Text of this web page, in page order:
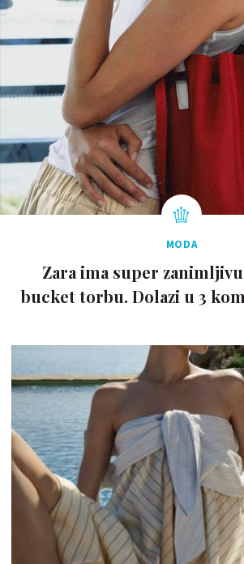
MODA
Zara ima super
bucket torbu. Dolazi u 3